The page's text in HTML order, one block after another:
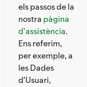
els passos de la
nostra pàgina
d'assistència.
Ens referim,
per exemple, a
les Dades
d'Usuari,